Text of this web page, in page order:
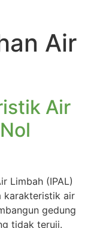
Air
Air
Limbah (IPAL)
karakteristik air
gedung
tidak teruji.